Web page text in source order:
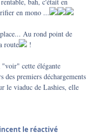
bah, c'était en
en mono ...
Au rond point de
route
!
"voir" cette élégante
premiers déchargements
le viaduc de Lashies, elle
le réactivé